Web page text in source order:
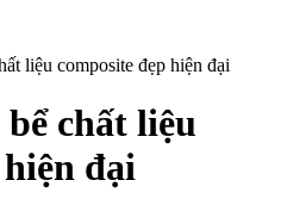
liệu composite đẹp hiện đại
chất liệu
đại